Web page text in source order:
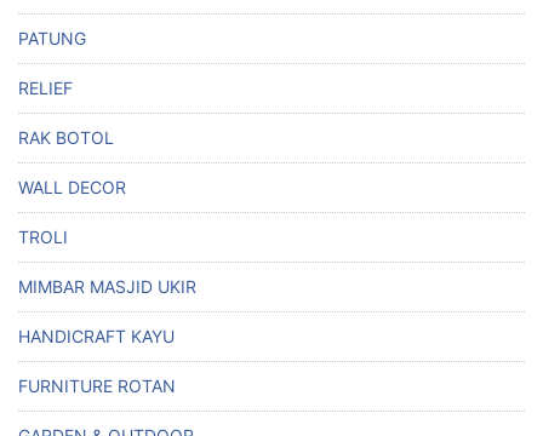
PATUNG
RELIEF
RAK BOTOL
WALL DECOR
TROLI
MIMBAR MASJID UKIR
HANDICRAFT KAYU
FURNITURE ROTAN